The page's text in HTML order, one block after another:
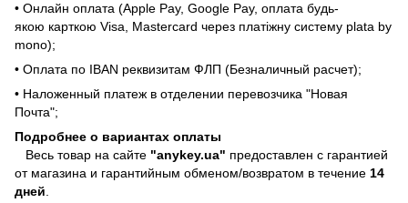
• Онлайн оплата (Apple Pay, Google Pay, оплата будь-
якою карткою Visa, Mastercard через платіжну систему plata by
mono);
• Оплата по IBAN реквизитам ФЛП (Безналичный расчет);
• Наложенный платеж в отделении перевозчика "Новая
Почта";
Подробнее о вариантах оплаты
Весь товар на сайте "anykey.ua" предоставлен с гарантией
от магазина и гарантийным обменом/возвратом в течение 14
дней